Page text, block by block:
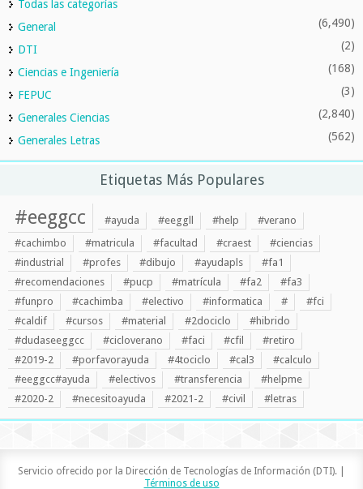
Todas las categorías
General
(6,490)
DTI (2)
Ciencias e Ingeniería (168)
FEPUC (3)
Generales Ciencias (2,840)
Generales Letras (562)
Etiquetas Más Populares
#eeggcc #ayuda #eeggll #help
#verano
#cachimbo
#matricula #facultad #craest
#ciencias
#industrial
#profes #dibujo #ayudapls
#fa1
#recomendaciones
#pucp #matrícula #fa2
#fa3
#funpro
#cachimba #electivo #informatica #
#fci
#caldif
#cursos #material #2dociclo
#hibrido
#dudaseeggcc
#cicloverano #faci #cfil
#retiro
#2019-2
#porfavorayuda #4tociclo #cal3
#calculo
#eeggcc#ayuda
#electivos #transferencia
#helpme
#2020-2
#necesitoayuda #2021-2 #civil #letras
Servicio ofrecido por la Dirección de Tecnologías de Información (DTI). |
Términos de uso